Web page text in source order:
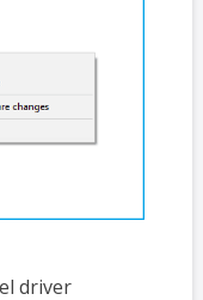
driver